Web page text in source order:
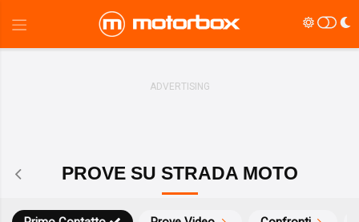
PROVE SU STRADA MOTO